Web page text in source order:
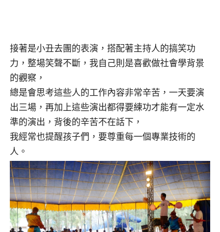
接著是小丑去團的表演，搭配著主持人的搞笑功
力，整場笑聲不斷，我自己則是喜歡做社會學背景
的觀察，
總是會思考這些人的工作內容非常辛苦，一天要演
出三場，再加上這些演出都得要練功才能有一定水
準的演出，背後的辛苦不在話下，
我經常也提醒孩子們，要尊重每一個專業技術的
人。